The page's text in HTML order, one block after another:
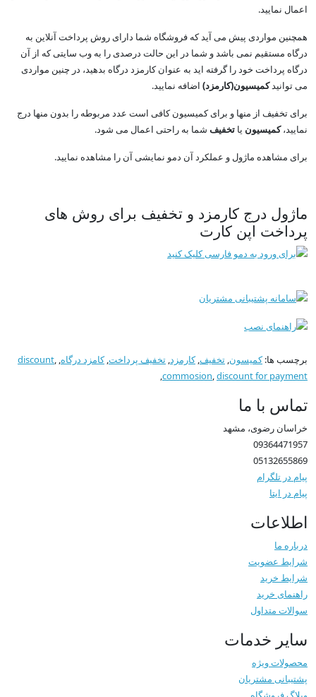
اعمال نمایید.
همچنین مواردی پیش می آید که فروشگاه شما دارای روش پرداخت آنلاین به
درگاه مستقیم نمی باشد و شما در این حالت درصدی را به وب سایتی که از آن
درگاه پرداخت خود را گرفته اید به عنوان کارمزد درگاه بدهید، در چنین مواردی
می توانیدکمیسیون(کارمزد) اضافه نمایید.
برای تخفیف از منها و برای کمیسیون کافی است عدد مربوطه را بدون منها درج
نمایید،کمیسیون یا تخفیف شما به راحتی اعمال می شود.
برای مشاهده ماژول و عملکرد آن دمو نمایشی آن را مشاهده نمایید.
ماژول درج کارمزد و تخفیف برای روش های
پرداخت اپن کارت
برچسب ها:کمیسون, تخفیف,کارمزد, تخفیف پرداخت,کامزد درگاه,
discount,
commosion,discount for payment
,
تماس با ما
خراسان رضوی، مشهد
09364471957
05132655869
پیام در تلگرام
پیام در ایتا
اطلاعات
درباره ما
شرایط عضویت
شرایط خرید
راهنمای خرید
سوالات متداول
سایر خدمات
محصولات ویژه
پشتیبانی مشتریان